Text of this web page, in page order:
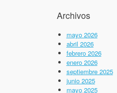
Archivos
mayo 2026
abril 2026
febrero 2026
enero 2026
septiembre 2025
junio 2025
mayo 2025